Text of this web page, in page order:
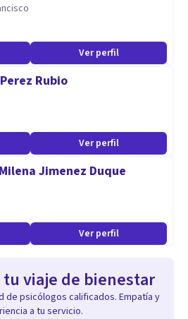
Ver perfil
Rubio
Ver perfil
Jimenez Duque
Ver perfil
tu viaje de bienestar
de psicólogos calificados. Empatía y
a tu servicio.